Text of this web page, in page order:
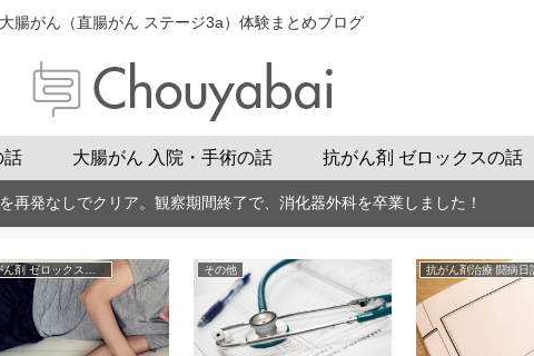
大腸がん（直腸がん ステージ3a）体験まとめブログ
話 大腸がん 入院・手術の話 抗がん剤 ゼロックスの話
再発なしでクリア。観察期間終了で、消化器外科を卒業しました！
その他 抗がん剤治療 闘病日